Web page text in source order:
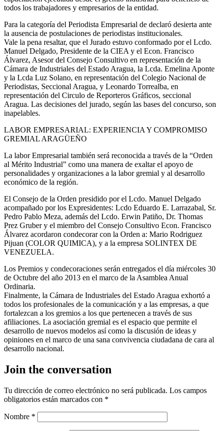
todos los trabajadores y empresarios de la entidad.
Para la categoría del Periodista Empresarial de declaró desierta ante
la ausencia de postulaciones de periodistas institucionales.
Vale la pena resaltar, que el Jurado estuvo conformado por el Lcdo.
Manuel Delgado, Presidente de la CIEA y el Econ. Francisco
Álvarez, Asesor del Consejo Consultivo en representación de la
Cámara de Industriales del Estado Aragua, la Lcda. Emelina Aponte
y la Lcda Luz Solano, en representación del Colegio Nacional de
Periodistas, Seccional Aragua, y Leonardo Torrealba, en
representación del Circulo de Reporteros Gráficos, seccional
Aragua. Las decisiones del jurado, según las bases del concurso, son
inapelables.
LABOR EMPRESARIAL: EXPERIENCIA Y COMPROMISO
GREMIAL ARAGÜEÑO
La labor Empresarial también será reconocida a través de la “Orden
al Mérito Industrial” como una manera de exaltar el apoyo de
personalidades y organizaciones a la labor gremial y al desarrollo
económico de la región.
El Consejo de la Orden presidido por el Lcdo. Manuel Delgado
acompañado por los Expresidentes: Lcdo Eduardo E. Larrazabal, Sr.
Pedro Pablo Meza, además del Lcdo. Erwin Patiño, Dr. Thomas
Prez Gruber y el miembro del Consejo Consultivo Econ. Francisco
Álvarez acordaron condecorar con la Orden a: Mario Rodriguez
Pijuan (COLOR QUIMICA), y a la empresa SOLINTEX DE
VENEZUELA.
Los Premios y condecoraciones serán entregados el día miércoles 30
de Octubre del año 2013 en el marco de la Asamblea Anual
Ordinaria.
Finalmente, la Cámara de Industriales del Estado Aragua exhortó a
todos los profesionales de la comunicación y a las empresas, a que
fortalezcan a los gremios a los que pertenecen a través de sus
afiliaciones. La asociación gremial es el espacio que permite el
desarrollo de nuevos modelos así como la discusión de ideas y
opiniones en el marco de una sana convivencia ciudadana de cara al
desarrollo nacional.
Join the conversation
Tu dirección de correo electrónico no será publicada. Los campos
obligatorios están marcados con *
Nombre *